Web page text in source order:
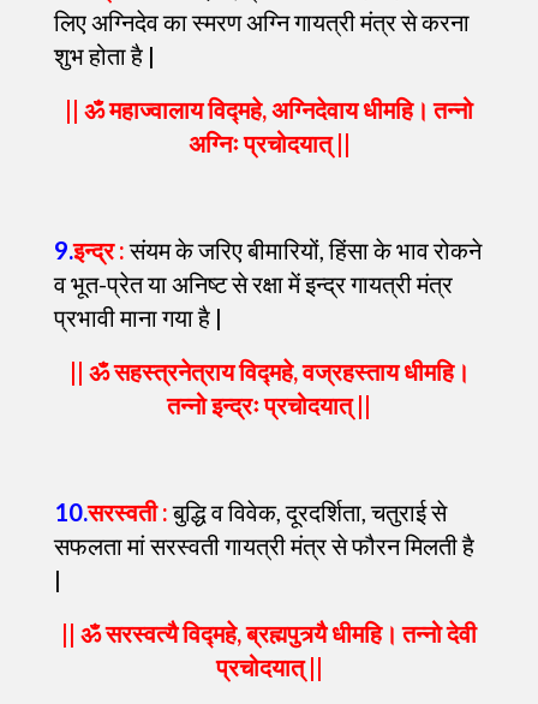
लिए अग्निदेव का स्मरण अग्नि गायत्री मंत्र से करना
शुभ होता है |
|| ॐ महाज्वालाय विद्महे, अग्निदेवाय धीमहि। तन्नो
अग्निः प्रचोदयात् ||
9.इन्द्र : संयम के जरिए बीमारियों, हिंसा के भाव रोकने
व भूत-प्रेत या अनिष्ट से रक्षा में इन्द्र गायत्री मंत्र
प्रभावी माना गया है |
|| ॐ सहस्त्रनेत्राय विद्महे, वज्रहस्ताय धीमहि।
तन्नो इन्द्रः प्रचोदयात् ||
10.सरस्वती :बुद्धि व विवेक, दूरदर्शिता, चतुराई से
सफलता मां सरस्वती गायत्री मंत्र से फौरन मिलती है
|
|| ॐ सरस्वत्यै विद्महे, ब्रह्मपुत्र्यै धीमहि। तन्नो देवी
प्रचोदयात् ||